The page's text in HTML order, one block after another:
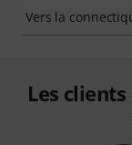
Vers la
Les